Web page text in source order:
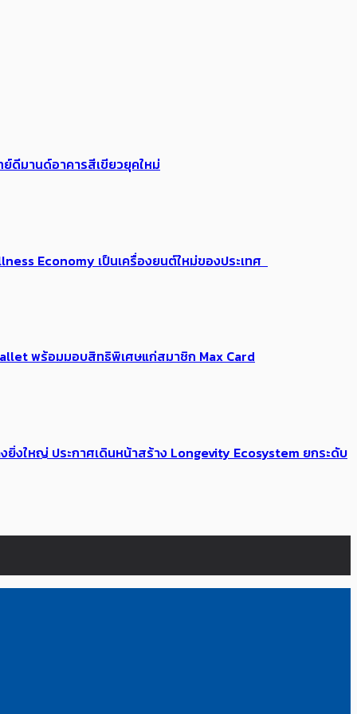
ย์ดีมานด์อาคารสีเขียวยุคใหม่
Economy เป็นเครื่องยนต์ใหม่ของประเทศ
พร้อมมอบสิทธิพิเศษแก่สมาชิก Max Card
งใหญ่ ประกาศเดินหน้าสร้าง Longevity Ecosystem ยกระดับ